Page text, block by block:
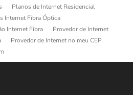
Planos de Internet Residencial
Internet Fibra Óptica
Internet Fibra
Provedor de Internet
Provedor de Internet no meu CEP